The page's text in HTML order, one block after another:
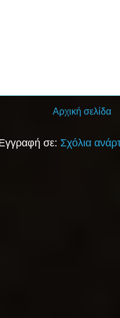
Αρχική σελίδα
σε: Σχόλια